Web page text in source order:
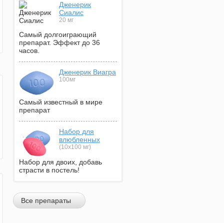
Дженерик
Сиалис
20 мг
Самый долгоиграющий
препарат. Эффект до 36
часов.
Дженерик Виагра
100мг
Самый известный в мире
препарат
Набор для
влюбленных
(10х100 мг)
Набор для двоих, добавь
страсти в постель!
Все препараты